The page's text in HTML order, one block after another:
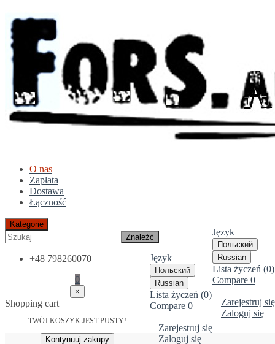
O nas
Zapłata
Dostawa
Łączność
Język
Польский
Russian
Lista życzeń (0)
Compare 0
Zarejestruj się
Zaloguj się
Kategorie
Znaleźć
Język
Польский
Russian
Lista życzeń (0)
Compare 0
Zarejestruj się
Zaloguj się
+48 798260070
0
×
Shopping cart
TWÓJ KOSZYK JEST PUSTY!
Kontynuuj zakupy